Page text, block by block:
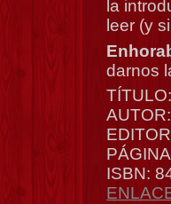
la
leer (y
darnos
ISBN: